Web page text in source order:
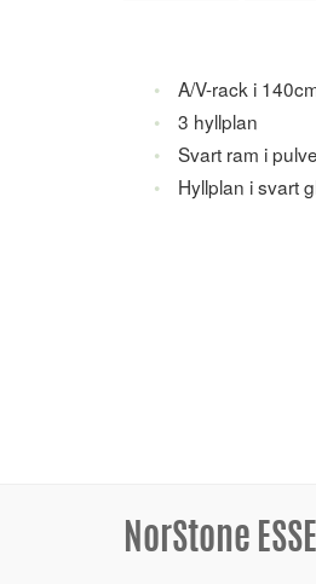
A/V-rack i
3 hyllplan
Svart ram i
Hyllplan i svart
NorStone